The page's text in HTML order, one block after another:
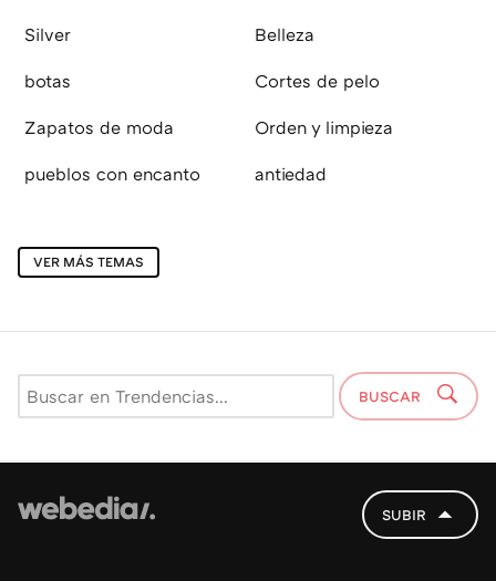
Silver Belleza
botas Cortes de pelo
Zapatos de moda Orden y limpieza
pueblos con encanto antiedad
VER MÁS TEMAS
BUSCAR
SUBIR